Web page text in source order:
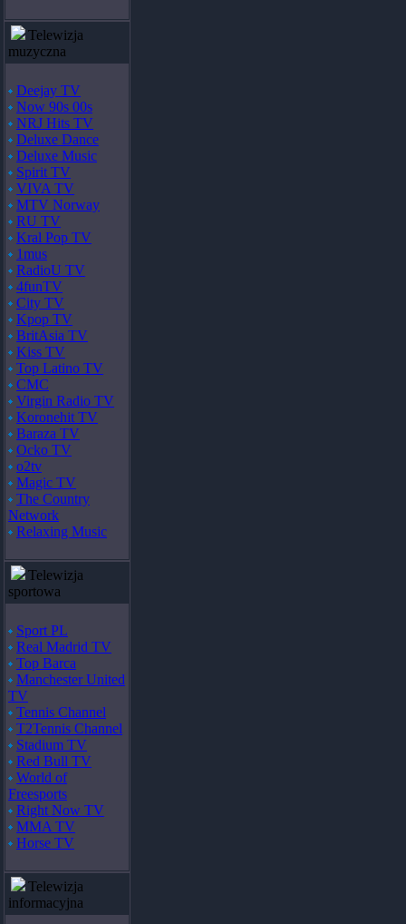
Telewizja
muzyczna
Deejay TV
Now 90s 00s
NRJ Hits TV
Deluxe Dance
Deluxe Music
Spirit TV
VIVA TV
MTV Norway
RU TV
Kral Pop TV
1mus
RadioU TV
4funTV
City TV
Kpop TV
BritAsia TV
Kiss TV
Top Latino TV
CMC
Virgin Radio TV
Koronehit TV
Baraza TV
Ocko TV
o2tv
Magic TV
The Country
Network
Relaxing Music
Telewizja
sportowa
Sport PL
Real Madrid TV
Top Barca
Manchester United
TV
Tennis Channel
T2Tennis Channel
Stadium TV
Red Bull TV
World of
Freesports
Right Now TV
MMA TV
Horse TV
Telewizja
informacyjna